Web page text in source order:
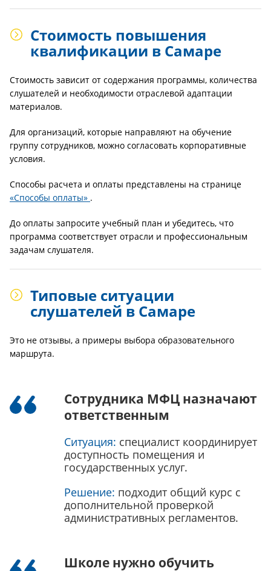
Стоимость повышения
квалификации в Самаре
Стоимость зависит от содержания программы, количества
слушателей и необходимости отраслевой адаптации
материалов.
Для организаций, которые направляют на обучение
группу сотрудников, можно согласовать корпоративные
условия.
Способы расчета и оплаты представлены на странице
«Способы оплаты» .
До оплаты запросите учебный план и убедитесь, что
программа соответствует отрасли и профессиональным
задачам слушателя.
Типовые ситуации
слушателей в Самаре
Это не отзывы, а примеры выбора образовательного
маршрута.
Сотрудника МФЦ назначают
ответственным
Ситуация: специалист координирует
доступность помещения и
государственных услуг.
Решение: подходит общий курс с
дополнительной проверкой
административных регламентов.
Школе нужно обучить